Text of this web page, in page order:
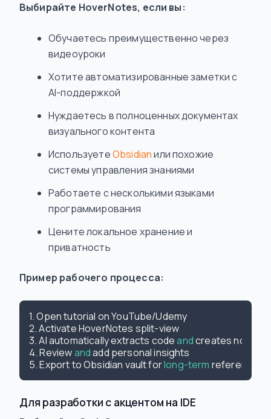
Выбирайте HoverNotes, если вы:
Обучаетесь преимущественно через
видеоуроки
Хотите автоматизированные заметки с
AI-поддержкой
Нуждаетесь в полноценных документах
визуального контента
ИспользуетеObsidianили похожие
системы управления знаниями
Работаете с несколькими языками
программирования
Цените локальное хранение и
приватность
Пример рабочего процесса:
1. Open tutorial on YouTube/Udemy
2. Activate HoverNotes split-view
3. AI automatically extracts code and creates notes
4. Review and add personal insights
5. Export to Obsidian vault for long-term
Для разработки с акцентом на IDE